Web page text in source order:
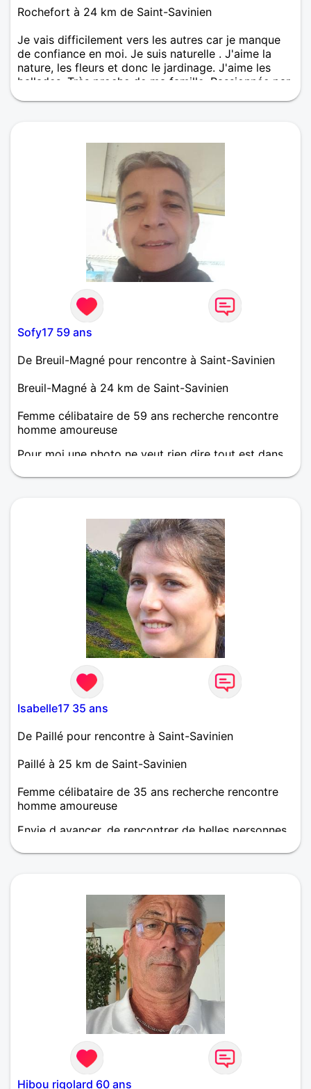
Rochefort à 24 km de Saint-Savinien
Je vais difficilement vers les autres car je manque
de confiance en moi. Je suis naturelle . J'aime la
nature, les fleurs et donc le jardinage. J'aime les
ballades. Très proche de ma famille. Passionnée par
Sofy17 59 ans
De Breuil-Magné pour rencontre à Saint-Savinien
Breuil-Magné à 24 km de Saint-Savinien
Femme célibataire de 59 ans recherche rencontre
homme amoureuse
Pour moi une photo ne veut rien dire tout est dans
bien le bricolage la mécanique ainsi que l'espace
Isabelle17 35 ans
De Paillé pour rencontre à Saint-Savinien
Paillé à 25 km de Saint-Savinien
Femme célibataire de 35 ans recherche rencontre
homme amoureuse
Envie d avancer, de rencontrer de belles personnes
donner, recevoir. Apprendre à se connaître et voir
Hibou rigolard 60 ans